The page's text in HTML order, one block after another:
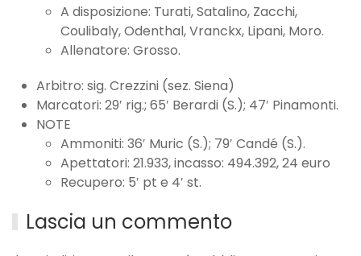
A disposizione: Turati, Satalino, Zacchi,
Coulibaly, Odenthal, Vranckx, Lipani, Moro.
Allenatore: Grosso.
Arbitro: sig. Crezzini (sez. Siena)
Marcatori: 29′ rig.; 65′ Berardi (S.); 47′ Pinamonti.
NOTE
Ammoniti: 36′ Muric (S.); 79′ Candé (S.).
Apettatori: 21.933, incasso: 494.392, 24 euro
Recupero: 5′ pt e 4′ st.
Lascia un commento